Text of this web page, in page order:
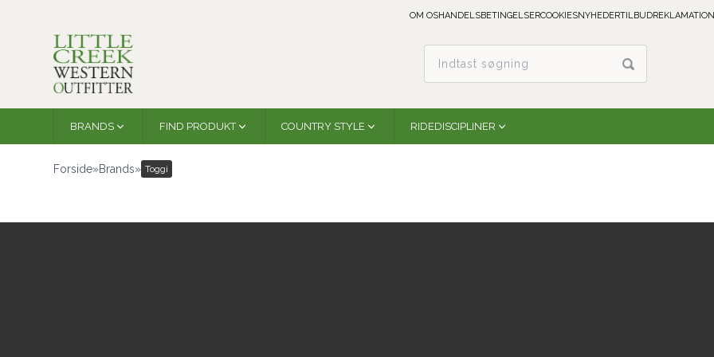
OM OSHANDELSBETINGELSERCOOKIESNYHEDERTILBUD
BRANDS FIND PRODUKT COUNTRY STYLE RIDEDISCIPLINER
Forside»Brands» Toggi